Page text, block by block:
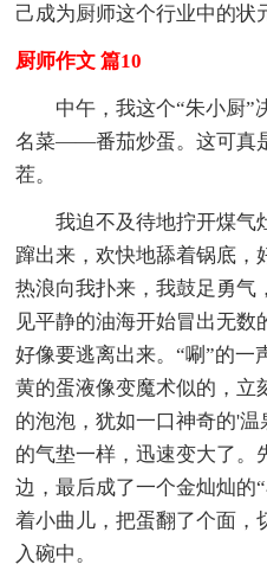
己成为厨师这个行业中的状
厨师作文 篇10
中午，我这个“朱小厨”
名菜——番茄炒蛋。这可真
茬。
我迫不及待地拧开煤气
蹿出来，欢快地舔着锅底，
热浪向我扑来，我鼓足勇气
见平静的油海开始冒出无数
好像要逃离出来。“唰”的一
黄的蛋液像变魔术似的，立
的泡泡，犹如一口神奇的'
的气垫一样，迅速变大了。
边，最后成了一个金灿灿的
着小曲儿，把蛋翻了个面，
入碗中。